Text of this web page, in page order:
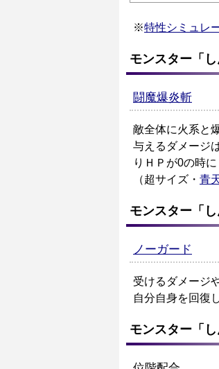
※特性シミュレ
モンスター「
闘魔爆炎斬
敵全体に火系と
与えるダメージ
りＨＰが0の時に
（超サイズ・ 青
モンスター「
ノーガード
受けるダメージ
自分自身を回復
モンスター「